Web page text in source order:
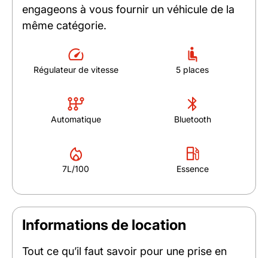
engageons à vous fournir un véhicule de la
même catégorie.
Régulateur de vitesse 5 places
Automatique Bluetooth
7L/100 Essence
Informations de location
Tout ce qu’il faut savoir pour une prise en